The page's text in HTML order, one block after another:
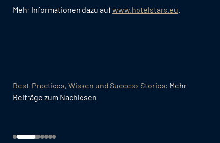
Mehr Informationen dazu auf www.hotelstars.eu
Best-Practices, Wissen und Success Stories: Mehr
Beiträge zum Nachlesen